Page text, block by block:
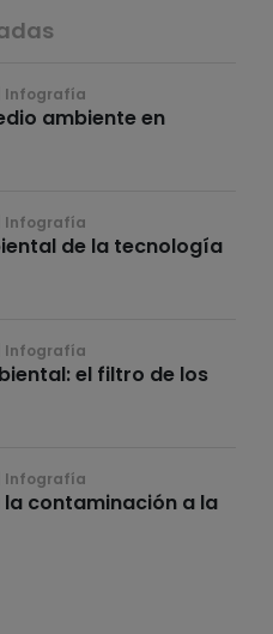
Infografía
ambiente en
Infografía
de la tecnología
Infografía
el filtro de los
Infografía
contaminación a la